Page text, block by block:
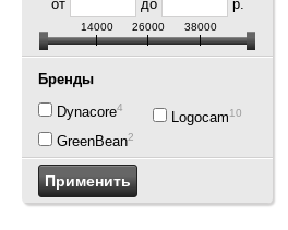
от до р.
14000 26000 38000
Бренды
Dynacore4
GreenBean2
Logocam10